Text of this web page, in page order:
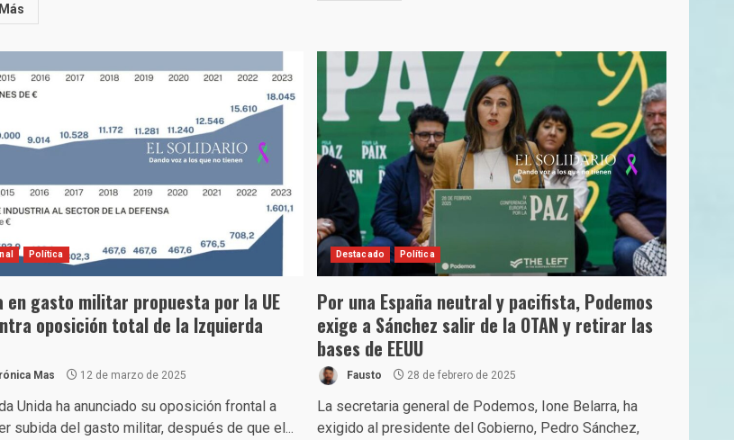
Política
en gasto militar propuesta por la UE
oposición total de la Izquierda
Mas 12 de marzo de 2025
Unida ha anunciado su oposición frontal a
subida del gasto militar, después de que el...
Destacado Política
Por una España neutral y pacifista, Podemos
exige a Sánchez salir de la OTAN y retirar las
bases de EEUU
Fausto 28 de febrero de 2025
La secretaria general de Podemos, Ione Belarra, ha
exigido al presidente del Gobierno, Pedro Sánchez,